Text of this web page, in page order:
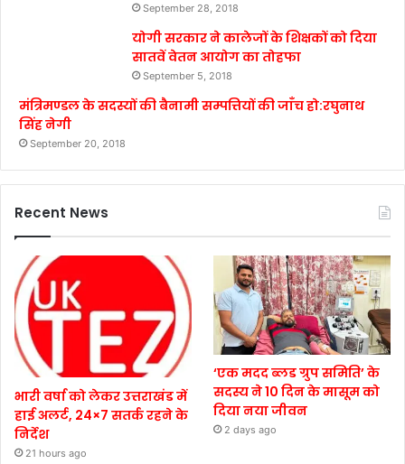
September 28, 2018
योगी सरकार ने कालेजों के शिक्षकों को दिया
सातवें वेतन आयोग का तोहफा
September 5, 2018
मंत्रिमण्डल के सदस्यों की बैनामी सम्पत्तियों की जाँच हो:रघुनाथ
सिंह नेगी
September 20, 2018
Recent News
भारी वर्षा को लेकर उत्तराखंड में
हाई अलर्ट, 24×7 सतर्क रहने के
निर्देश
21 hours ago
‘एक मदद ब्लड ग्रुप समिति’ के
सदस्य ने 10 दिन के मासूम को
दिया नया जीवन
2 days ago